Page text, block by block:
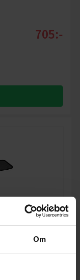
Om
705:-